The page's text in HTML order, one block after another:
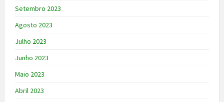
Setembro 2023
Agosto 2023
Julho 2023
Junho 2023
Maio 2023
Abril 2023